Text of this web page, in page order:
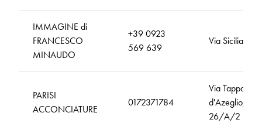
IMMAGINE di
FRANCESCO
MINAUDO
+39 0923
569 639
Via Sicilia, 74
PARISI
ACCONCIATURE
0172371784
Via Tapparelli
d'Azeglio,
26/A/2